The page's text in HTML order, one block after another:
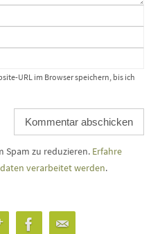
URL im Browser speichern, bis ich
Spam zu reduzieren. Erfahre
verarbeitet werden.